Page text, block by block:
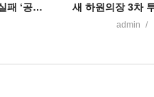
짐 조단 하원의장 선출 또 실패 ‘공화하원의원 이탈자 22명으로 늘어’
admin